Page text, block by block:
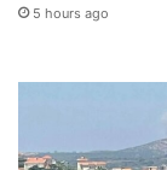
5 hours ago